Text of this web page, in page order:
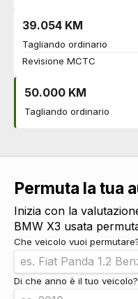
Cerchi in lega da 19
Connettività
Presa 12v aggiuntiva
Eco
Recupero energia in frenata
Start & stop
Esterni
Maniglie esterne in tinta
Indicatori di direzione
retrovisori
Specchietti retrovisori
Specchietti retrovisori in
Badge esterno identificativo
Portellone bagagliaio
39.054 KM
Tagliando ordinario
Revisione MCTC
50.000 KM
Tagliando ordinario
Permuta la tua
Inizia con la
BMW X3 usata
Che veicolo vuoi
Di che anno è il tuo veicolo?